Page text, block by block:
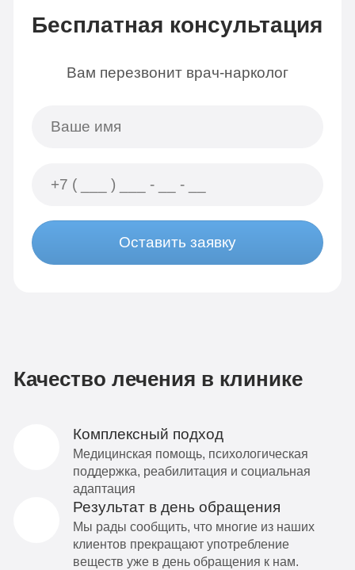
Бесплатная консультация
Вам перезвонит врач-нарколог
Оставить заявку
Качество лечения в клинике
Комплексный подход
Медицинская помощь, психологическая
поддержка, реабилитация и социальная
адаптация
Результат в день обращения
Мы рады сообщить, что многие из наших
клиентов прекращают употребление
веществ уже в день обращения к нам.